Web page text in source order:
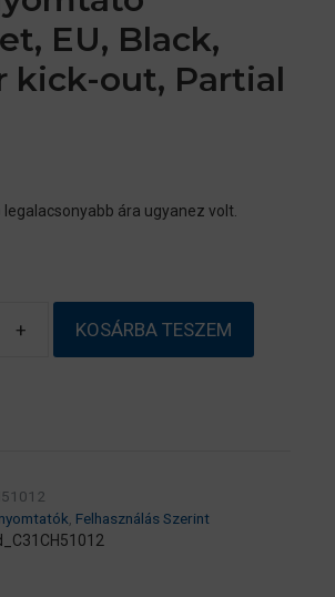
EU, Black,
kick-out, Partial
ára ugyanez volt.
Epson
EU,
Black,
+ KOSÁRBA TESZEM
Felhasználás Szerint